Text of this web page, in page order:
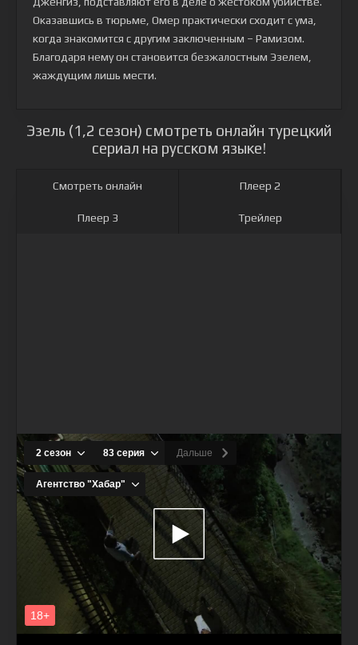
Оказавшись в тюрьме, Омер практически сходит с ума,
когда знакомится с другим заключенным – Рамизом.
Благодаря нему он становится безжалостным Эзелем,
жаждущим лишь мести.
Эзель (1,2 сезон) смотреть онлайн турецкий
сериал на русском языке!
Смотреть онлайн Плеер 2
Плеер 3 Трейлер